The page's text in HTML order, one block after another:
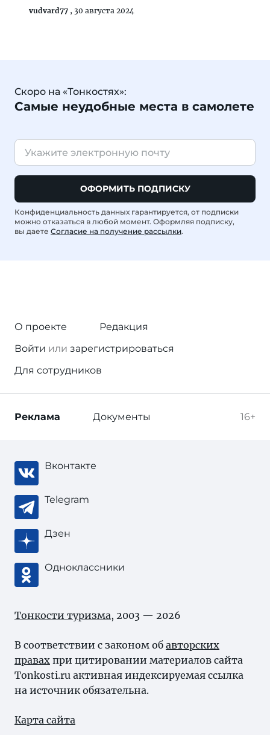
vudvard77 , 30 августа 2024
Скоро на «Тонкостях»:
Самые неудобные места в самолете
ОФОРМИТЬ ПОДПИСКУ
Конфиденциальность данных гарантируется, от подписки
можно отказаться в любой момент. Оформляя подписку,
вы даете Согласие на получение рассылки.
О проекте
Редакция
Войти или зарегистрироваться
Для сотрудников
16+
Реклама Документы
Вконтакте
Telegram
Дзен
Одноклассники
Тонкости туризма, 2003 — 2026
В соответствии с законом об авторских
правах при цитировании материалов сайта
Tonkosti.ru активная индексируемая ссылка
на источник обязательна.
Карта сайта